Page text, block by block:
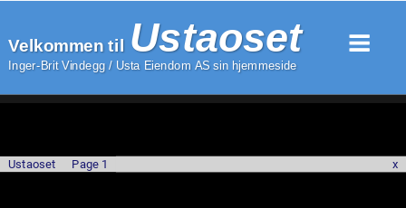
Velkommen til Ustaoset
Inger-Brit Vindegg / Usta Eiendom AS sin hjemmeside